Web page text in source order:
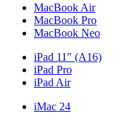
MacBook Air
MacBook Pro
MacBook Neo
iPad 11" (A16)
iPad Pro
iPad Air
iMac 24